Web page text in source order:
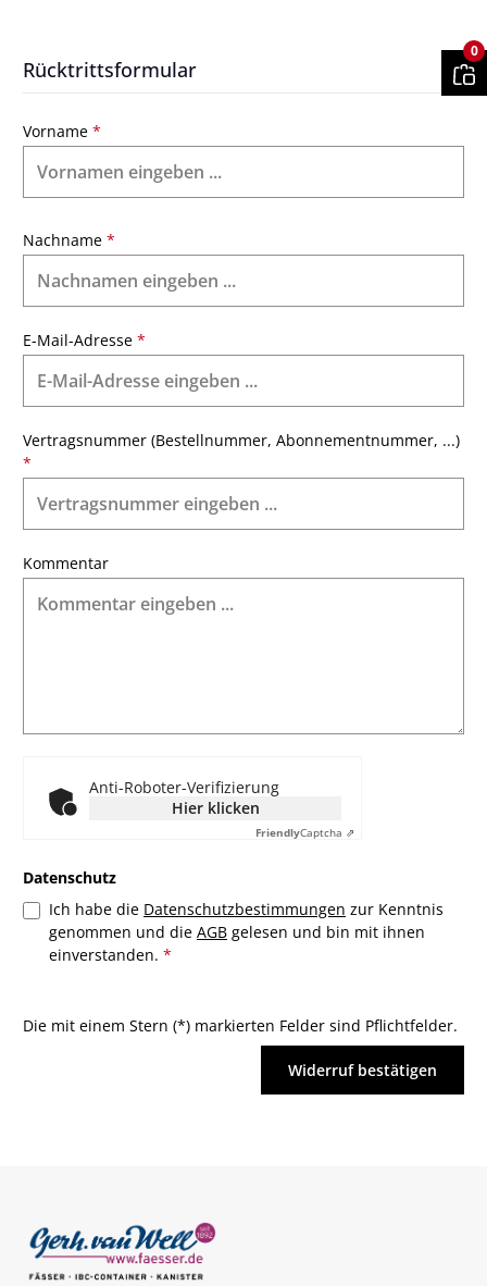
0
Rücktrittsformular
Vorname *
Nachname *
E-Mail-Adresse *
Vertragsnummer (Bestellnummer, Abonnementnummer, ...)
*
Kommentar
Anti-Roboter-Verifizierung
Hier klicken
FriendlyCaptcha ⇗
Datenschutz
Ich habe die Datenschutzbestimmungen zur Kenntnis
genommen und die AGB gelesen und bin mit ihnen
einverstanden. *
Die mit einem Stern (*) markierten Felder sind Pflichtfelder.
Widerruf bestätigen